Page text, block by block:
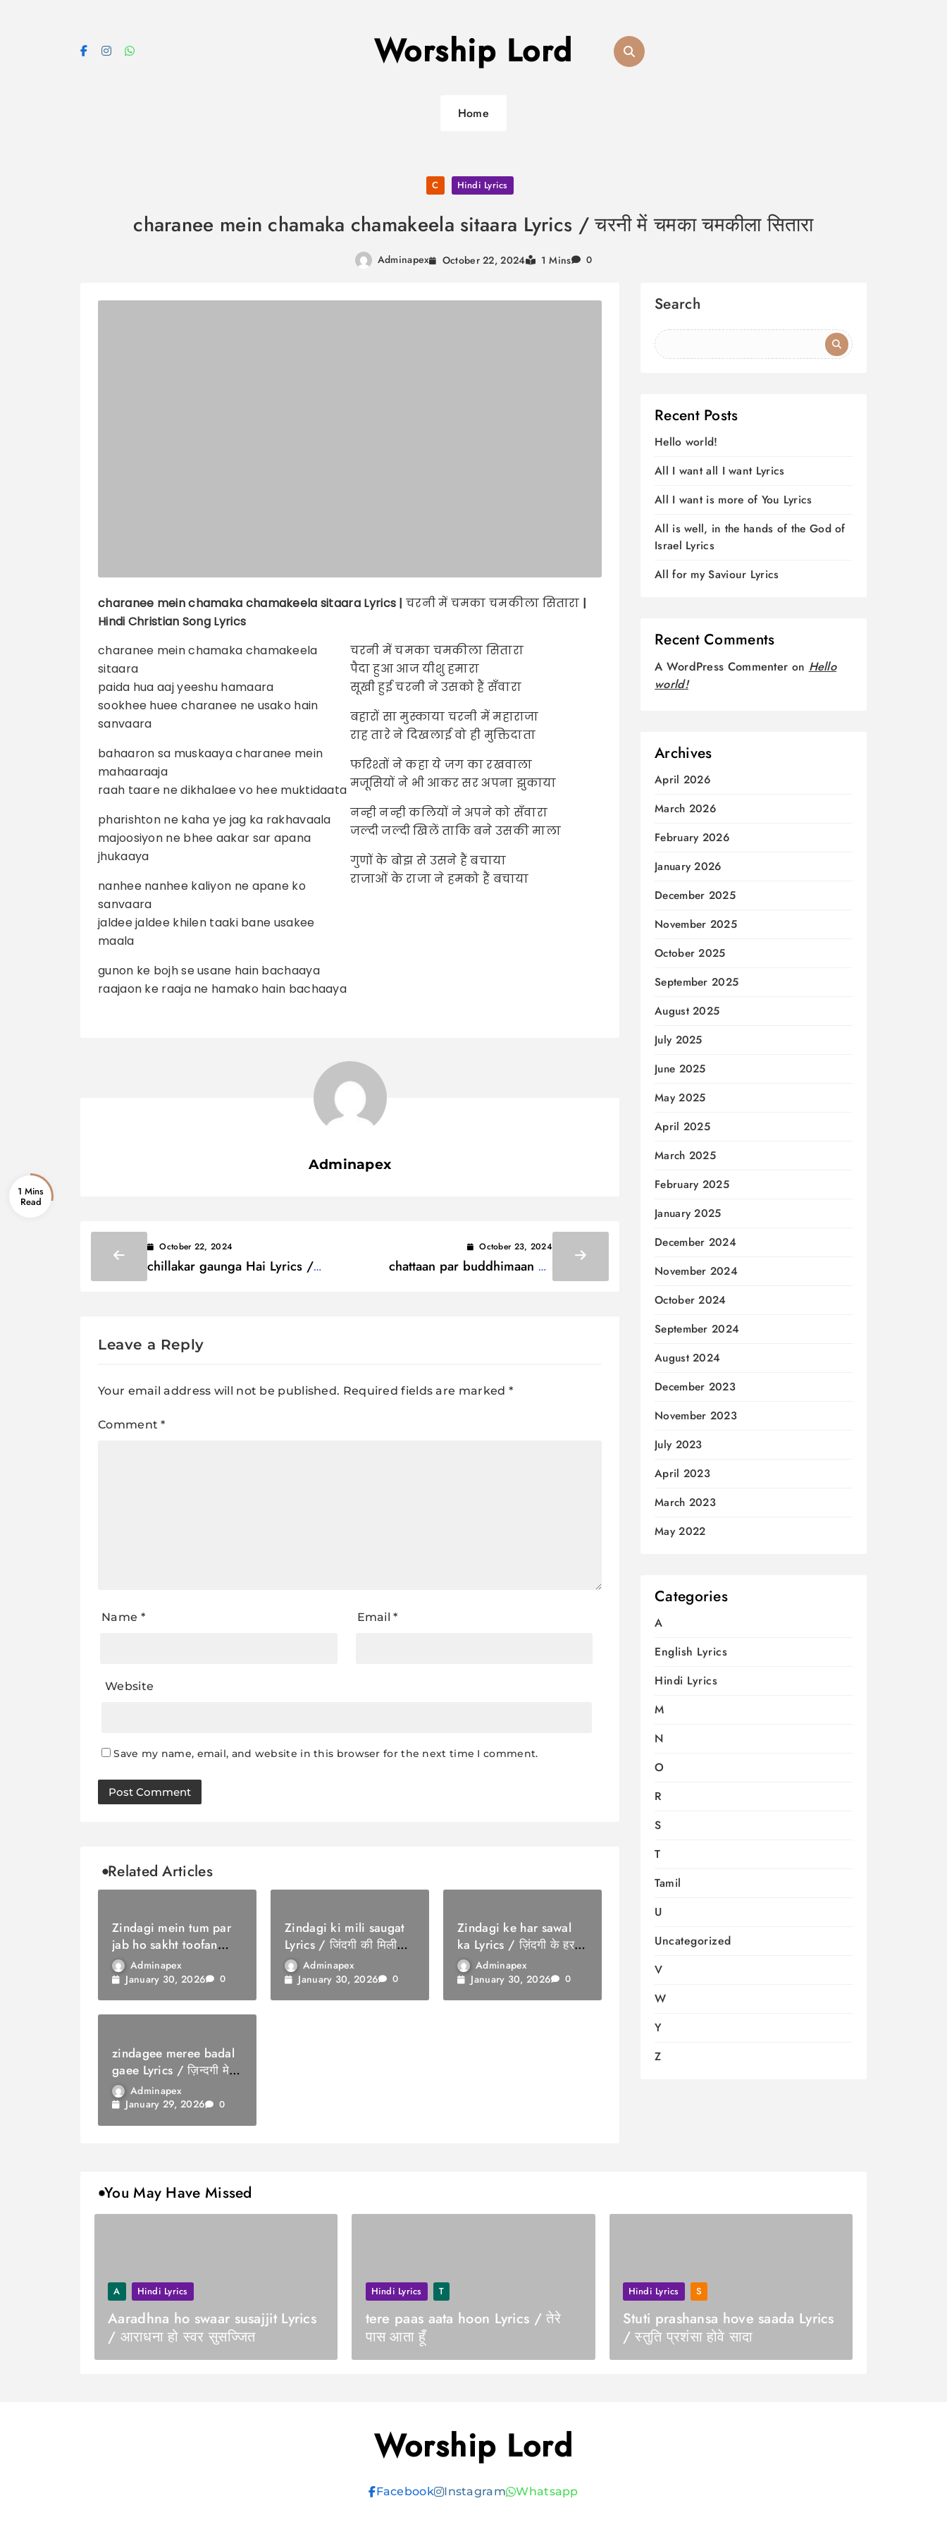
Worship Lord
Home
C Hindi Lyrics
charanee mein chamaka chamakeela sitaara Lyrics / चरनी में चमका चमकीला सितारा
Adminapex October 22, 2024 1 Mins 0
charanee mein chamaka chamakeela sitaara Lyrics | चरनी में चमका चमकीला सितारा |
Hindi Christian Song Lyrics
charanee mein chamaka chamakeela
sitaara
paida hua aaj yeeshu hamaara
sookhee huee charanee ne usako hain
sanvaara
bahaaron sa muskaaya charanee mein
mahaaraaja
raah taare ne dikhalaee vo hee muktidaata
pharishton ne kaha ye jag ka rakhavaala
majoosiyon ne bhee aakar sar apana
jhukaaya
nanhee nanhee kaliyon ne apane ko
sanvaara
jaldee jaldee khilen taaki bane usakee
maala
gunon ke bojh se usane hain bachaaya
raajaon ke raaja ne hamako hain bachaaya
चरनी में चमका चमकीला सितारा
पैदा हुआ आज यीशु हमारा
सूखी हुई चरनी ने उसको हैं सँवारा
बहारों सा मुस्काया चरनी में महाराजा
राह तारे ने दिखलाई वो ही मुक्तिदाता
फरिश्तों ने कहा ये जग का रखवाला
मजूसियों ने भी आकर सर अपना झुकाया
नन्ही नन्ही कलियों ने अपने को सँवारा
जल्दी जल्दी खिलें ताकि बने उसकी माला
गुणों के बोझ से उसने हैं बचाया
राजाओं के राजा ने हमको हैं बचाया
Adminapex
October 22, 2024
chillakar gaunga Hai Lyrics /
October 23, 2024
chattaan par buddhimaan ne
banaaya apana ghar Lyrics /
Leave a Reply
Your email address will not be published. Required fields are marked *
Comment*
Name * Email*
Website
Save my name, email, and website in this browser for the next time I comment.
Related Articles
Zindagi mein tum par
jab ho sakht toofan
Lyrics / ज़िंदगी में तुम पर
जब हो सख्त तूफ़ान
Adminapex
January 30, 2026
0
Zindagi ki mili saugat
Lyrics / जिंदगी की मिली
सौगातAdminapex
January 30, 2026
0
Zindagi ke har sawal
ka Lyrics / ज़िंदगी के हर
सवाल का
Adminapex
January 30, 2026
0
zindagee meree badal
gaee Lyrics / ज़िन्दगी मेरी
बदल गईAdminapex
January 29, 2026
0
1 Mins
Search
Recent Posts
Hello world!
All I want all I want Lyrics
All I want is more of You Lyrics
All is well, in the hands of the God of
Israel Lyrics
All for my Saviour Lyrics
Recent Comments
A WordPress Commenter on Hello
world!
Archives
April 2026
March 2026
February 2026
January 2026
December 2025
November 2025
October 2025
September 2025
August 2025
July 2025
June 2025
May 2025
April 2025
March 2025
February 2025
January 2025
December 2024
November 2024
October 2024
September 2024
August 2024
December 2023
November 2023
July 2023
April 2023
March 2023
May 2022
Categories
A
English Lyrics
Hindi Lyrics
M
N
O
R
S
T
Tamil
U
Uncategorized
V
W
Y
Z
You May Have Missed
A Hindi Lyrics
Aaradhna ho swaar susajjit Lyrics
/ आराधना हो स्वर सुसज्जित
Hindi Lyrics T
tere paas aata hoon Lyrics / तेरे
पास आता हूँ
Hindi Lyrics S
Stuti prashansa hove saada Lyrics
/ स्तुति प्रशंसा होवे सादा
Worship Lord
Facebook Instagram Whatsapp